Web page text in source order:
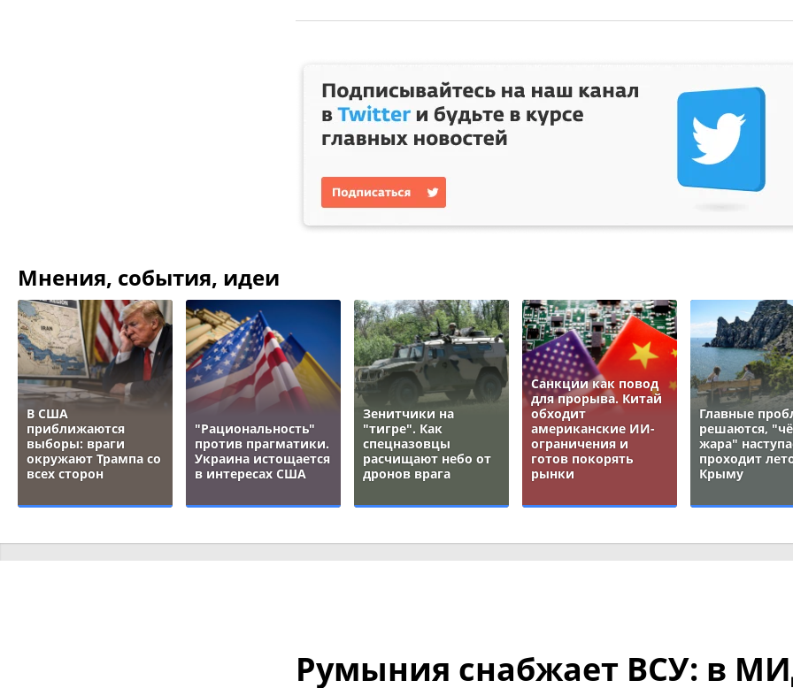
Мнения, события, идеи
В США
приближаются
выборы: враги
окружают Трампа со
всех сторон
"Рациональность"
против прагматики.
Украина истощается
в интересах США
Зенитчики на
"тигре". Как
спецназовцы
расчищают небо от
дронов врага
Санкции как повод
для прорыва. Китай
обходит
американские ИИ-
ограничения и
готов покорять
рынки
Главные
решаются,
жара"
проходит
Крыму
Румыния снабжает ВСУ: в